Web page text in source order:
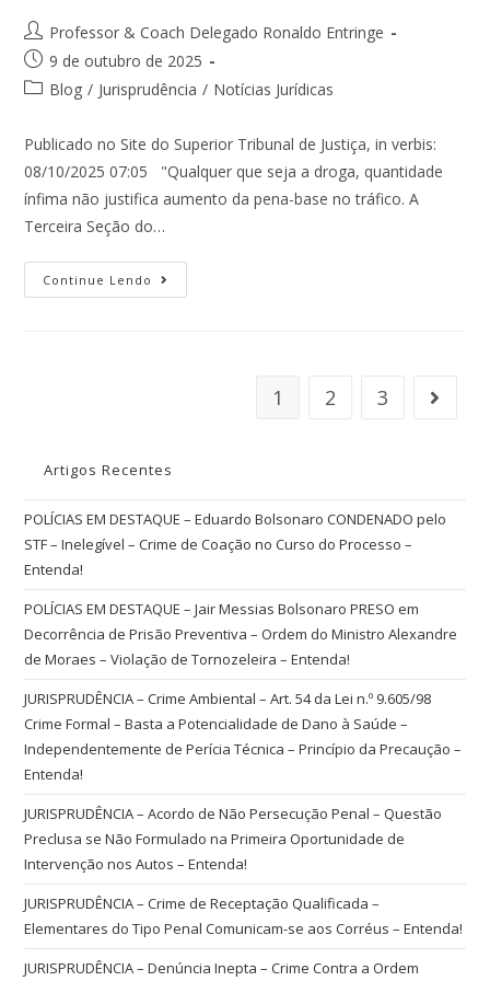
Professor & Coach Delegado Ronaldo Entringe
9 de outubro de 2025
Blog / Jurisprudência / Notícias Jurídicas
Publicado no Site do Superior Tribunal de Justiça, in verbis:
08/10/2025 07:05 "Qualquer que seja a droga, quantidade
ínfima não justifica aumento da pena-base no tráfico. A
Terceira Seção do…
Continue Lendo
1 2 3
Artigos Recentes
POLÍCIAS EM DESTAQUE – Eduardo Bolsonaro CONDENADO pelo
STF – Inelegível – Crime de Coação no Curso do Processo –
Entenda!
POLÍCIAS EM DESTAQUE – Jair Messias Bolsonaro PRESO em
Decorrência de Prisão Preventiva – Ordem do Ministro Alexandre
de Moraes – Violação de Tornozeleira – Entenda!
JURISPRUDÊNCIA – Crime Ambiental – Art. 54 da Lei n.º 9.605/98
Crime Formal – Basta a Potencialidade de Dano à Saúde –
Independentemente de Perícia Técnica – Princípio da Precaução –
Entenda!
JURISPRUDÊNCIA – Acordo de Não Persecução Penal – Questão
Preclusa se Não Formulado na Primeira Oportunidade de
Intervenção nos Autos – Entenda!
JURISPRUDÊNCIA – Crime de Receptação Qualificada –
Elementares do Tipo Penal Comunicam-se aos Corréus – Entenda!
JURISPRUDÊNCIA – Denúncia Inepta – Crime Contra a Ordem